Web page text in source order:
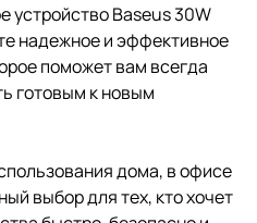
устройство Baseus 30W
надежное и эффективное
поможет вам всегда
готовым к новым
дома, в офисе
выбор для тех, кто хочет